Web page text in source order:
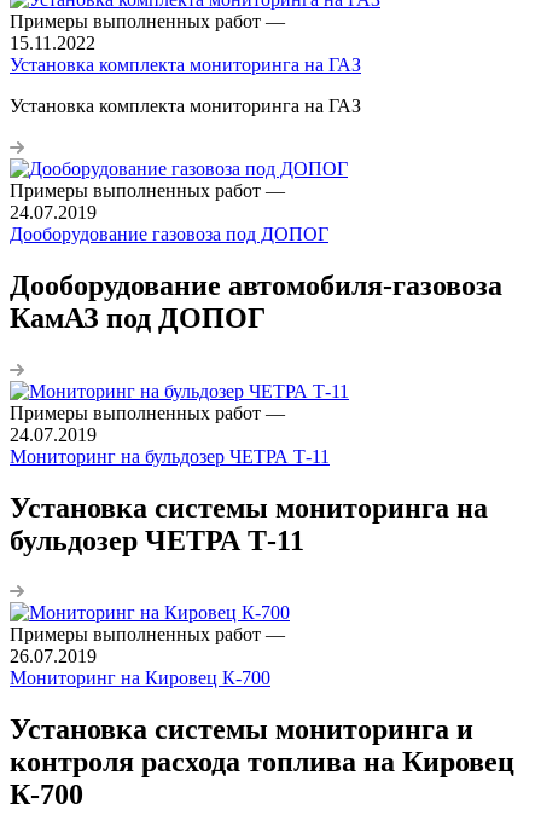
Примеры выполненных работ —
15.11.2022
Установка комплекта мониторинга на ГАЗ
Установка комплекта мониторинга на ГАЗ
Примеры выполненных работ —
24.07.2019
Дооборудование газовоза под ДОПОГ
Дооборудование автомобиля-газовоза
КамАЗ под ДОПОГ
Примеры выполненных работ —
24.07.2019
Мониторинг на бульдозер ЧЕТРА Т-11
Установка системы мониторинга на
бульдозер ЧЕТРА Т-11
Примеры выполненных работ —
26.07.2019
Мониторинг на Кировец К-700
Установка системы мониторинга и
контроля расхода топлива на Кировец
К-700